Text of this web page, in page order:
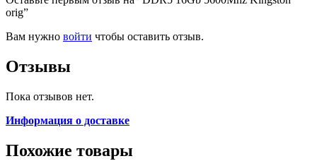
orig”
Вам нужно войти чтобы оставить отзыв.
Отзывы
Пока отзывов нет.
Информация о доставке
Похожие товары